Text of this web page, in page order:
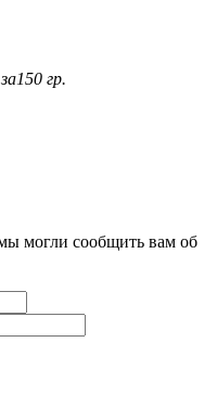
150 гр.
могли сообщить вам об